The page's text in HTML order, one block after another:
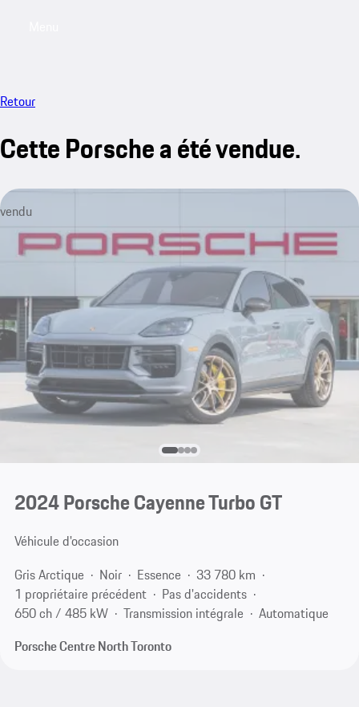
Retour
Cette Porsche a été vendue.
vendu
2024 Porsche Cayenne Turbo GT
Véhicule d'occasion
Gris Arctique
Noir Essence
33 780 km
1 propriétaire précédent
Pas d'accidents
650 ch / 485 kW
Transmission intégrale
Automatique
Porsche Centre North Toronto